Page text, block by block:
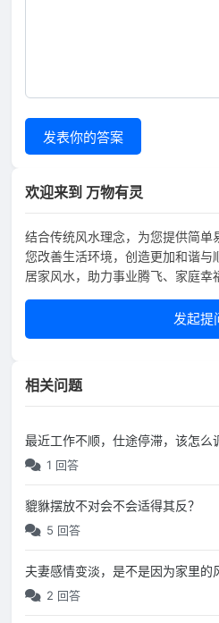
发表你的答案
欢迎来到 万物有灵
结合传统风水理念，为您提供简单
您改善生活环境，创造更加和谐与
居家风水，助力事业腾飞、家庭幸
发起提
相关问题
最近工作不顺，仕途停滞，该怎么
1 回答
貔貅摆放不对会不会适得其反？
5 回答
夫妻感情变淡，是不是因为家里的
2 回答